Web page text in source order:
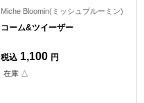
Miche Bloomin(ミッシュブルーミン)
コーム&ツイーザー
税込 1,100 円
在庫 △